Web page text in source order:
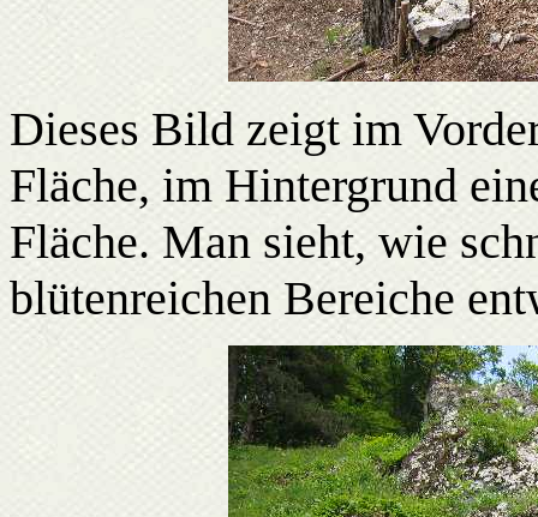
Dieses Bild zeigt im
Fläche, im Hintergrund
Fläche. Man sieht, wie
blütenreichen Bereiche